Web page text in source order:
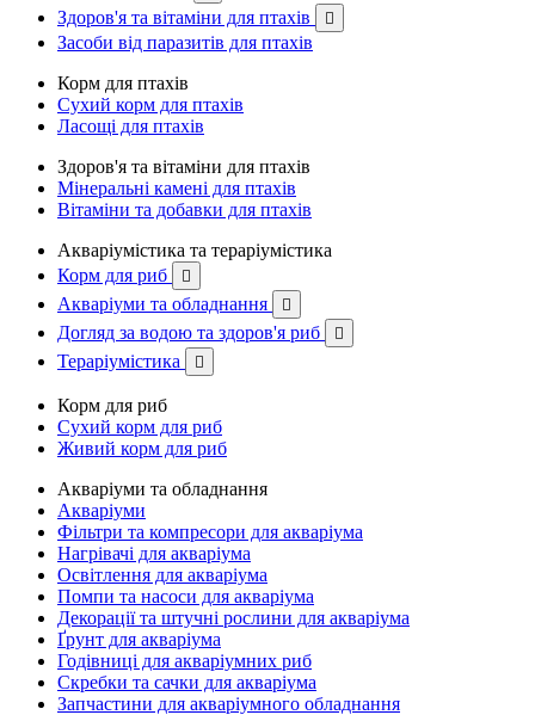
Здоров'я та вітаміни для птахів 
Засоби від паразитів для птахів
Корм для птахів
Сухий корм для птахів
Ласощі для птахів
Здоров'я та вітаміни для птахів
Мінеральні камені для птахів
Вітаміни та добавки для птахів
Акваріумістика та тераріумістика
Корм для риб

Акваріуми та обладнання 
Догляд за водою та здоров'я риб 
Тераріумістика 
Корм для риб
Сухий корм для риб
Живий корм для риб
Акваріуми та обладнання
Акваріуми
Фільтри та компресори для акваріума
Нагрівачі для акваріума
Освітлення для акваріума
Помпи та насоси для акваріума
Декорації та штучні рослини для акваріума
Ґрунт для акваріума
Годівниці для акваріумних риб
Скребки та сачки для акваріума
Запчастини для акваріумного обладнання